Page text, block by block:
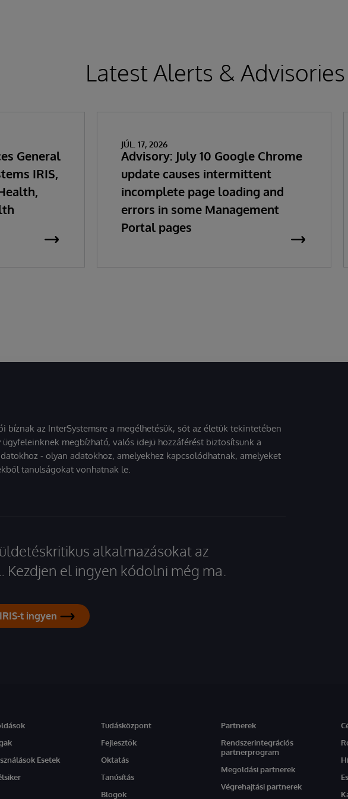
Latest Alerts & Advisories
General
IRIS,
JÚL. 17, 2026
Advisory: July 10 Google Chrome
update causes intermittent
incomplete page loading and
errors in some Management
Portal pages
bíznak az InterSystemsre a megélhetésük, sőt az életük tekintetében
megbízható, valós idejű hozzáférést biztosítsunk a
- olyan adatokhoz, amelyekhez kapcsolódhatnak, amelyeket
tanulságokat vonhatnak le.
alkalmazásokat az
Kezdjen el ingyen kódolni még ma.
t ingyen
Esetek
Tudásközpont
Fejlesztők
Oktatás
Tanúsítás
Blogok
Partnerek
Rendszerintegrációs
partnerprogram
Megoldási partnerek
Végrehajtási partnerek